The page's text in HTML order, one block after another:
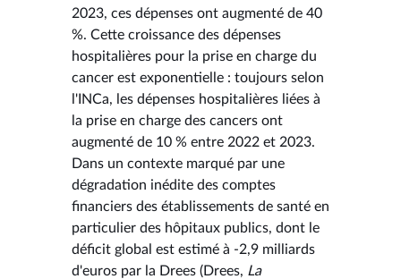
2023, ces dépenses ont augmenté de 40
%. Cette croissance des dépenses
hospitalières pour la prise en charge du
cancer est exponentielle : toujours selon
l'INCa, les dépenses hospitalières liées à
la prise en charge des cancers ont
augmenté de 10 % entre 2022 et 2023.
Dans un contexte marqué par une
dégradation inédite des comptes
financiers des établissements de santé en
particulier des hôpitaux publics, dont le
déficit global est estimé à -2,9 milliards
d'euros par la Drees (Drees, La